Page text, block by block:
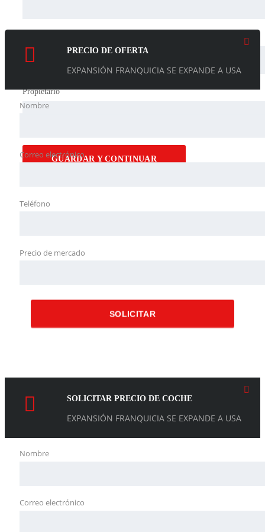
Propietario
GUARDAR Y CONTINUAR
PRECIO DE OFERTA
EXPANSIÓN FRANQUICIA SE EXPANDE A USA
Nombre
Correo electrónico
Teléfono
Precio de mercado
SOLICITAR
SOLICITAR PRECIO DE COCHE
EXPANSIÓN FRANQUICIA SE EXPANDE A USA
Nombre
Correo electrónico